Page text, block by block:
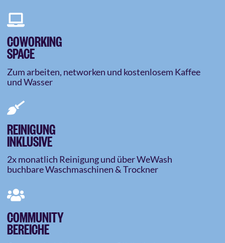
COWORKING
SPACE
Zum arbeiten, networken und kostenlosem Kaffee
und Wasser
REINIGUNG
INKLUSIVE
2x monatlich Reinigung und über WeWash
buchbare Waschmaschinen & Trockner
COMMUNITY
BEREICHE